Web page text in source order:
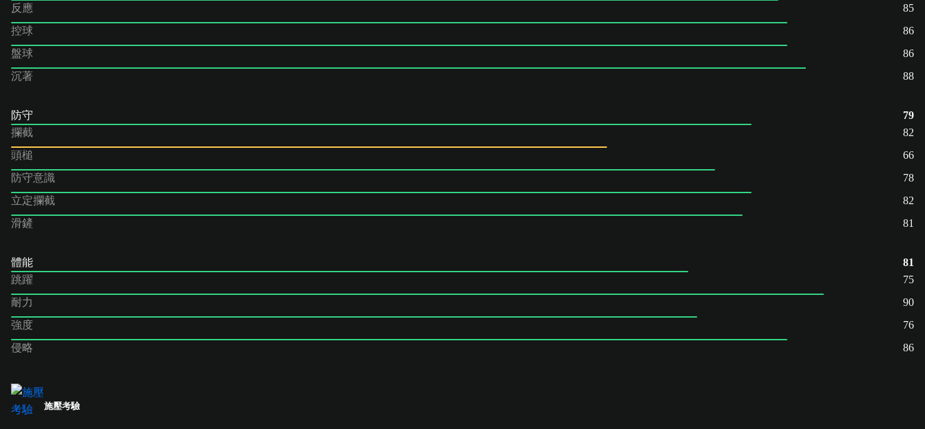
反應
85
控球
86
盤球
86
沉著
88
防守
79
攔截
82
頭槌
66
防守意識
78
立定攔截
82
滑鏟
81
體能
81
跳躍
75
耐力
90
強度
76
侵略
86
施壓考驗